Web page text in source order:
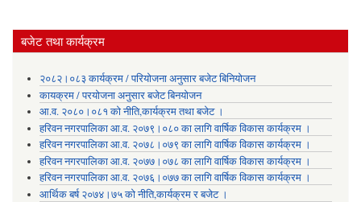
बजेट तथा कार्यक्रम
२०८२।०८३ कार्यक्रम / परियोजना अनुसार बजेट बिनियोजन
कायक्रम / परयोजना अनुसार बजेट बिनयोजन
आ.व. २०८०।०८१ को नीति,कार्यक्रम तथा बजेट ।
हरिवन नगरपालिका आ‍.व. २०७९।०८० का लागि वार्षिक विकास कार्यक्रम ।
हरिवन नगरपालिका आ‍.व. २०७८।०७९ का लागि वार्षिक विकास कार्यक्रम ।
हरिवन नगरपालिका आ‍.व. २०७७।०७८ का लागि वार्षिक विकास कार्यक्रम ।
हरिवन नगरपालिका आ‍.व. २०७६।०७७ का लागि वार्षिक विकास कार्यक्रम ।
आर्थिक बर्ष २०७४।७५ को नीति,कार्यक्रम र बजेट ।